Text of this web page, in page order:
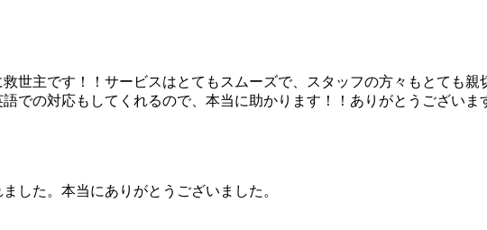
世主です！！サービスはとてもスムーズで、スタッフの方々もとても
での対応もしてくれるので、本当に助かります！！ありがとうございま
した。本当にありがとうございました。